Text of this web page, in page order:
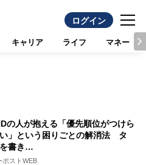
ログイン
キャリア ライフ マネー
の人が抱える「優先順位がつけら
」という困りごとの解消法 タ
書き…
ポストWEB